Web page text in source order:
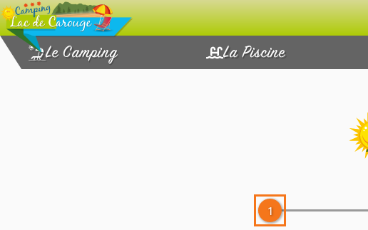
Le Camping La Piscine